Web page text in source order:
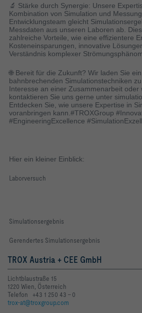
🔬 Stärke durch Synergie: Unsere
Kombination von Simulation und
Entwicklungsteam gleicht
Messdaten aus unseren Laboren ab.
zahlreiche Vorteile, wie eine effizientere
Kosteneinsparungen, innovative
Verständnis komplexer
🌐 Bereit für die Zukunft? Wir laden Sie
bahnbrechenden Simulationstechniken
Interesse an einer Zusammenarbeit oder
kontaktieren Sie uns gerne unter
Entdecken Sie, wie unsere Expertise in
voranbringen kann.#TROXGroup
#EngineeringExcellence
Hier ein kleiner Einblick:
Laborversuch
Simulationsergebnis
Gerendertes Simulationsergebnis
TROX Austria + CEE GmbH
Lichtblaustraße 15
1220 Wien, Österreich
Telefon +43 1 250 43 - 0
trox-at@troxgroup.com